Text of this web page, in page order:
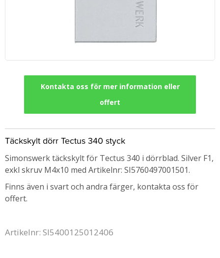
Kontakta oss för mer information eller
offert
Täckskylt dörr Tectus 340 styck
Simonswerk täckskylt för Tectus 340 i dörrblad. Silver F1,
exkl skruv M4x10 med Artikelnr: SI5760497001501.
Finns även i svart och andra färger, kontakta oss för
offert.
Artikelnr: SI5400125012406